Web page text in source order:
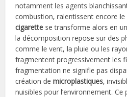
notamment les agents
combustion, ralentissent encore
cigarette se transforme alors en
la décomposition repose sur des
comme le vent, la pluie ou les
fragmentent progressivement les
fragmentation ne signifie pas
création demicroplastiques,
nuisibles pour l’environnement.